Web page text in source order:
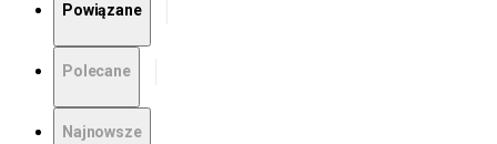
Powiązane
Polecane
Najnowsze